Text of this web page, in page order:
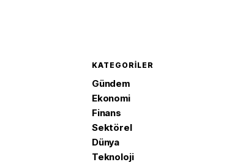
KATEGORILER
Gündem
Ekonomi
Finans
Sektörel
Dünya
Teknoloji